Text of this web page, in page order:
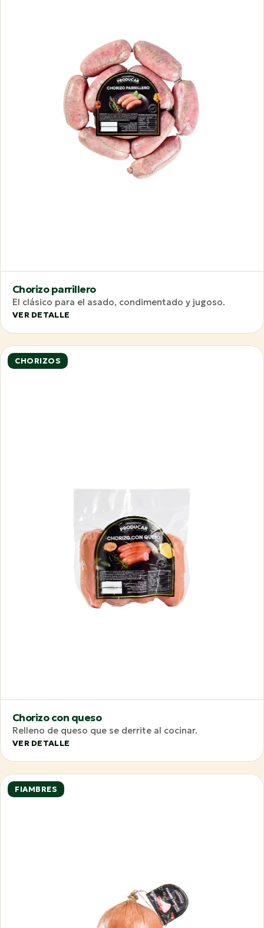
Chorizo parrillero
El clásico para el asado, condimentado y jugoso.
VER DETALLE
CHORIZOS
Chorizo con queso
Relleno de queso que se derrite al cocinar.
VER DETALLE
FIAMBRES